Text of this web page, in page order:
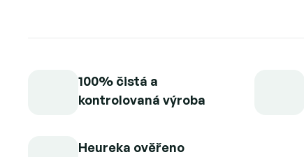
100% čistá a
kontrolovaná výroba
Heureka ověřeno